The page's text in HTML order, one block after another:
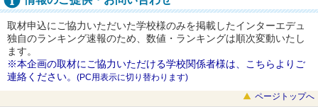
取材申込にご協力いただいた学校様のみを掲載したインターエデュ
独自のランキング速報のため、数値・ランキングは順次変動いたし
ます。
※本企画の取材にご協力いただける学校関係者様は、こちらよりご
連絡ください。 (PC用表示に切り替わります)
ページトップへ